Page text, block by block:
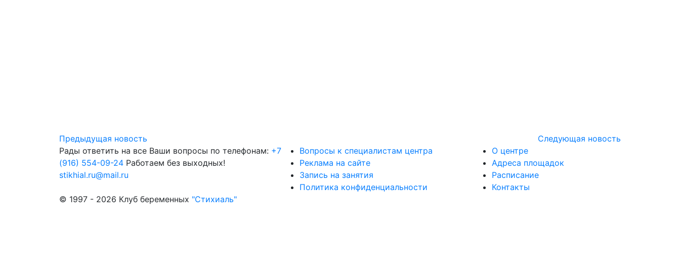
Предыдущая новость
Следующая новость
Рады ответить на все Ваши вопросы по телефонам: +7
(916) 554-09-24 Работаем без выходных!
stikhial.ru@mail.ru
Вопросы к специалистам центра
Реклама на сайте
Запись на занятия
Политика конфиденциальности
О центре
Адреса площадок
Расписание
Контакты
© 1997 - 2026 Клуб беременных "Стихиаль"